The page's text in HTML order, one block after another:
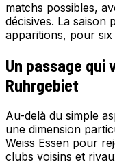
matchs possibles,
décisives. La saison
apparitions, pour six
Un passage qui
Ruhrgebiet
Au-delà du simple
une dimension
Weiss Essen pour
clubs voisins et